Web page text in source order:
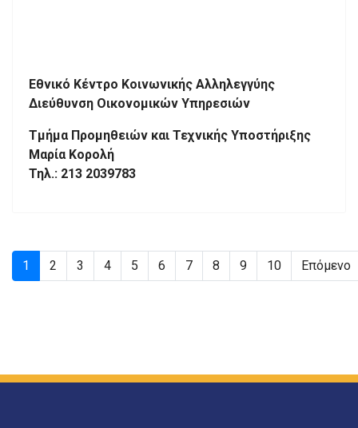
Εθνικό Κέντρο Κοινωνικής Αλληλεγγύης
Διεύθυνση Οικονομικών Υπηρεσιών
Τμήμα Προμηθειών και Τεχνικής Υποστήριξης
Μαρία Κορολή
Τηλ.: 213 2039783
1 2 3 4 5 6 7 8 9 10 Επόμενο